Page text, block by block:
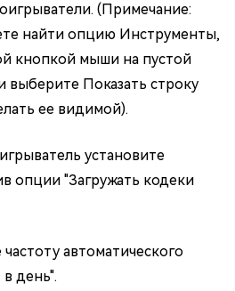
(Примечание:
найти опцию Инструменты,
кнопкой мыши на пустой
выберите Показать строку
ее видимой).
установите
опции "Загружать кодеки
автоматического
день".